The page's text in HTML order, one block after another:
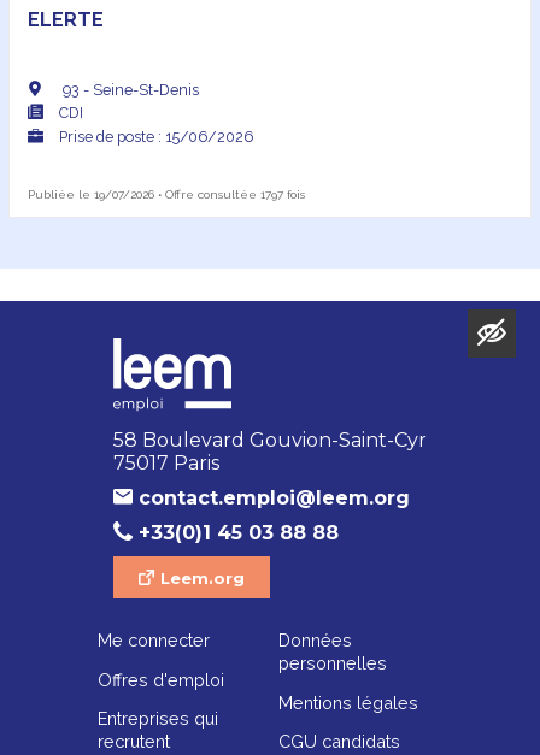
ELERTE
93 - Seine-St-Denis
CDI
Prise de poste : 15/06/2026
Publiée le 19/07/2026 • Offre consultée 1797 fois
58 Boulevard Gouvion-Saint-Cyr
75017 Paris
contact.emploi@leem.org
+33(0)1 45 03 88 88
Leem.org
Me connecter
Offres d'emploi
Entreprises qui
recrutent
Données
personnelles
Mentions légales
CGU candidats